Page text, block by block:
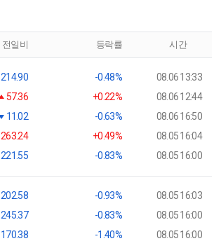
전일비 등락률 시간
214.90 -0.48% 08.06 13:33
57.36 +0.22% 08.06 12:44
11.02 -0.63% 08.06 16:50
263.24 +0.49% 08.05 16:04
221.55 -0.83% 08.05 16:00
202.58 -0.93% 08.05 16:03
245.37 -0.83% 08.05 16:00
170.38 -1.40% 08.05 16:00